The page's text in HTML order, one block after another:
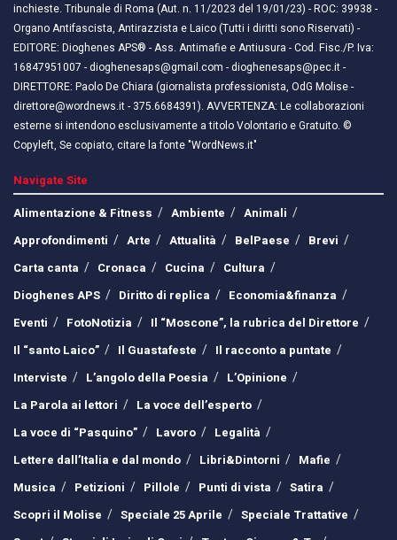
inchieste. Tribunale di Roma (Aut. n. 11/2023 del 19/01/23) - ROC: 39938 -
Organo Antifascista, Antirazzista e Laico (Tutti i diritti sono Riservati) -
EDITORE: Dioghenes APS® - Ass. Antimafie e Antiusura - Cod. Fisc./P. Iva:
16847951007 - dioghenesaps@gmail.com - dioghenesaps@pec.it - ​​
DIRETTORE: Paolo De Chiara (giornalista professionista, OdG Molise -
direttore@wordnews.it - ​​375.6684391). AVVERTENZA: Le collaborazioni
esterne si intendono esclusivamente a titolo Volontario e Gratuito. ©
Copyleft, Se copiato, citare la fonte "WordNews.it"
Navigate Site
Alimentazione & Fitness
Ambiente
Animali
Approfondimenti
Arte Attualità BelPaese
Brevi
Carta canta
Cronaca Cucina
Cultura
Dioghenes APS
Diritto di replica
Economia&finanza
Eventi
FotoNotizia
Il “Moscone”, la rubrica del Direttore
Il “santo Laico”
Il Guastafeste
Il racconto a puntate
Interviste
L’angolo della Poesia
L’Opinione
La Parola ai lettori
La voce dell’esperto
La voce di “Pasquino”
Lavoro
Legalità
Lettere dall’Italia e dal mondo
Libri&Dintorni
Mafie
Musica
Petizioni Pillole Punti di vista
Satira
Scopri il Molise
Speciale 25 Aprile
Speciale Trattative